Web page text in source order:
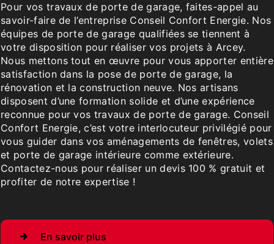
Pour vos travaux de porte de garage, faites-appel au
savoir-faire de l’entreprise Conseil Confort Energie. Nos
équipes de porte de garage qualifiées se tiennent à
votre disposition pour réaliser vos projets à Arcey.
Nous mettons tout en œuvre pour vous apporter entière
satisfaction dans la pose de porte de garage, la
rénovation et la construction neuve. Nos artisans
disposent d’une formation solide et d’une expérience
reconnue pour vos travaux de porte de garage. Conseil
Confort Energie, c’est votre interlocuteur privilégié pour
vous guider dans vos aménagements de fenêtres, volets
et porte de garage intérieure comme extérieure.
Contactez-nous pour réaliser un devis 100 % gratuit et
profiter de notre expertise !
En savoir plus